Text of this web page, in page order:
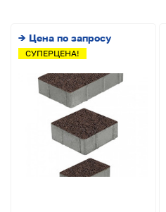
→ Цена по запросу
СУПЕРЦЕНА!